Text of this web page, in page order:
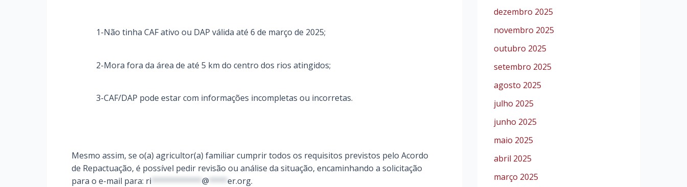
1-Não tinha CAF ativo ou DAP válida até 6 de março de 2025;
2-Mora fora da área de até 5 km do centro dos rios atingidos;
3-CAF/DAP pode estar com informações incompletas ou incorretas.
Mesmo assim, se o(a) agricultor(a) familiar cumprir todos os requisitos previstos pelo Acordo
de Repactuação, é possível pedir revisão ou análise da situação, encaminhando a solicitação
para o e-mail para: ri *********** @ **** er.org.
dezembro 2025
novembro 2025
outubro 2025
setembro 2025
agosto 2025
julho 2025
junho 2025
maio 2025
abril 2025
março 2025